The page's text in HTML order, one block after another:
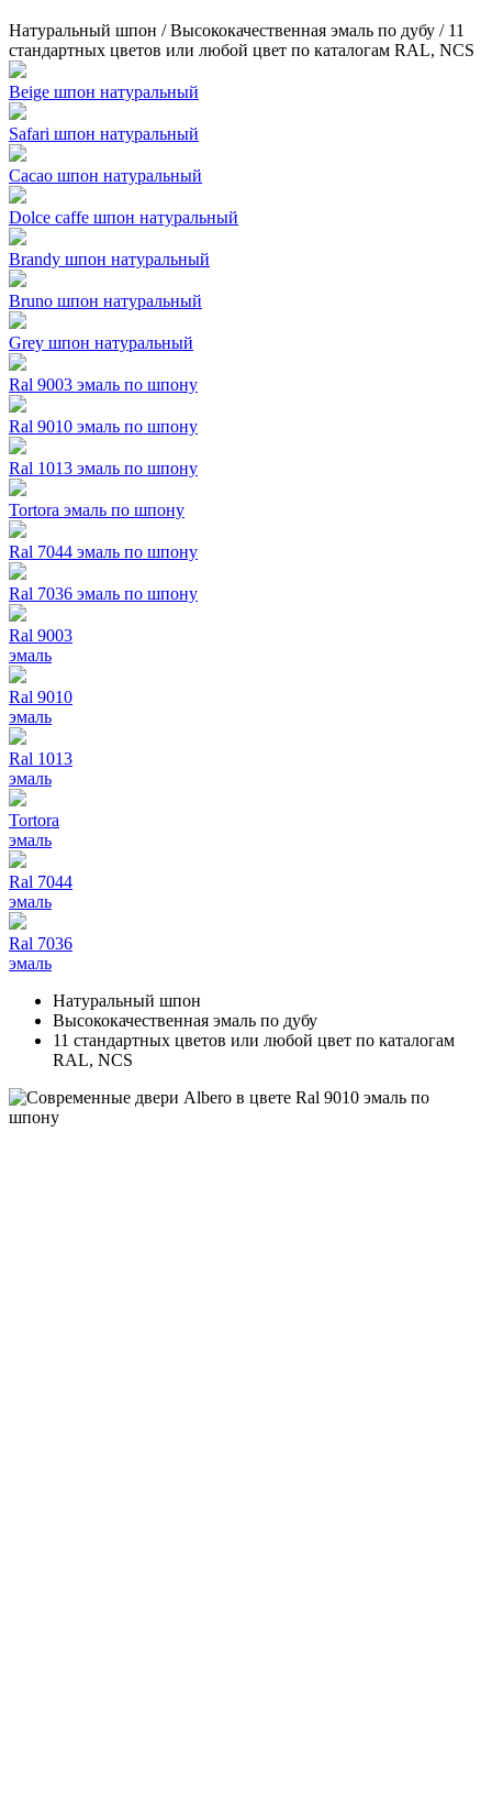
Натуральный шпон / Высококачественная эмаль по дубу / 11
стандартных цветов или любой цвет по каталогам RAL, NCS
Beige шпон натуральный
Safari шпон натуральный
Cacao шпон натуральный
Dolce caffe шпон натуральный
Brandy шпон натуральный
Bruno шпон натуральный
Grey шпон натуральный
Ral 9003 эмаль по шпону
Ral 9010 эмаль по шпону
Ral 1013 эмаль по шпону
Tortora эмаль по шпону
Ral 7044 эмаль по шпону
Ral 7036 эмаль по шпону
Ral 9003
эмаль
Ral 9010
эмаль
Ral 1013
эмаль
Tortora
эмаль
Ral 7044
эмаль
Ral 7036
эмаль
Натуральный шпон
Высококачественная эмаль по дубу
11 стандартных цветов или любой цвет по каталогам
RAL, NCS